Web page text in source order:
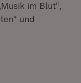
im Blut“,
und